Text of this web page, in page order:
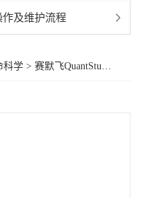
及维护流程
科学 >赛默飞QuantStudio1 PCR